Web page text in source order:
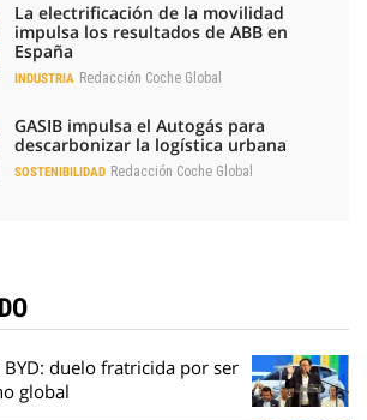
La electrificación de la movilidad
impulsa los resultados de ABB en
España
INDUSTRIA Redacción Coche Global
GASIB impulsa el Autogás para
descarbonizar la logística urbana
SOSTENIBILIDAD Redacción Coche Global
BYD: duelo fratricida por ser
global